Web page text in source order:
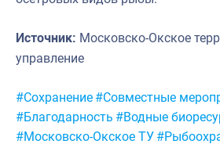
Источник: Московско-Окское
управление
Метки:
#Сохранение #Совместные
#Благодарность #Водные
#Московско-Окское ТУ